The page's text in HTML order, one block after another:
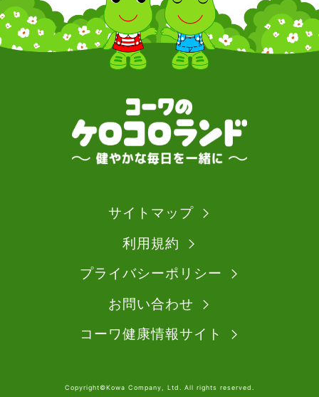
サイトマップ
利用規約
プライバシーポリシー
お問い合わせ
コーワ健康情報サイト
Copyright©Kowa Company, Ltd. All rights reserved.